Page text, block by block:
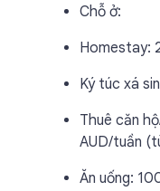
Chỗ ở:
Homestay:
Ký túc xá
Thuê căn
AUD/tuần
Ăn uống: